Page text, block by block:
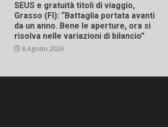
SEUS e gratuità titoli di viaggio,
Grasso (FI): “Battaglia portata avanti
da un anno. Bene le aperture, ora si
risolva nelle variazioni di bilancio”
8 Agosto 2026